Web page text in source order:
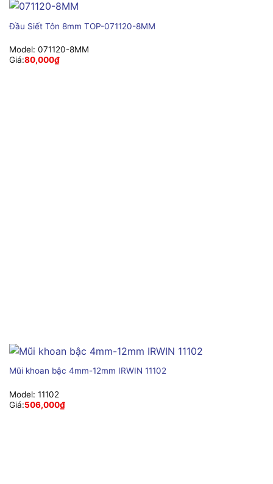
Đầu Siết Tôn 8mm TOP-071120-8MM
Model: 071120-8MM
Giá:80,000₫
Mũi khoan bậc 4mm-12mm IRWIN 11102
Model: 11102
Giá:506,000₫